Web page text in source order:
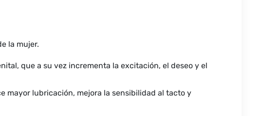
la mujer.
que a su vez incrementa la excitación, el deseo y el
mayor lubricación, mejora la sensibilidad al tacto y